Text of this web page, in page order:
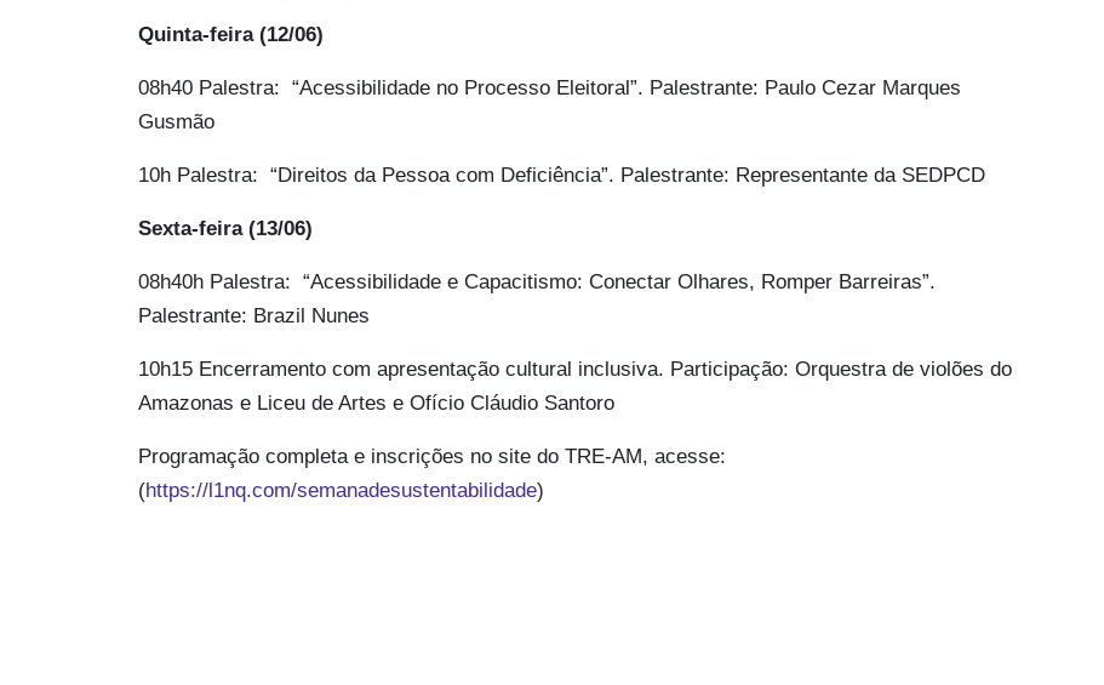
Quinta-feira (12/06)
08h40 Palestra: “Acessibilidade no Processo Eleitoral”. Palestrante: Paulo Cezar Marques
Gusmão
10h Palestra: “Direitos da Pessoa com Deficiência”. Palestrante: Representante da SEDPCD
Sexta-feira (13/06)
08h40h Palestra: “Acessibilidade e Capacitismo: Conectar Olhares, Romper Barreiras”.
Palestrante: Brazil Nunes
10h15 Encerramento com apresentação cultural inclusiva. Participação: Orquestra de violões do
Amazonas e Liceu de Artes e Ofício Cláudio Santoro
Programação completa e inscrições no site do TRE-AM, acesse:
(https://l1nq.com/semanadesustentabilidade)